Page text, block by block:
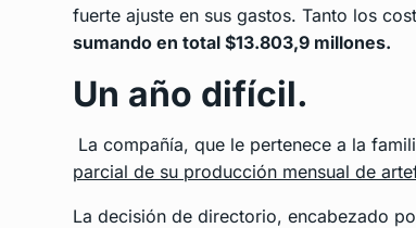
fuerte ajuste en sus gastos. Tanto los
sumando en total $13.803,9 millones.
Un año difícil.
La compañía, que le pertenece a la
parcial de su producción mensual de
La decisión de directorio, encabezado